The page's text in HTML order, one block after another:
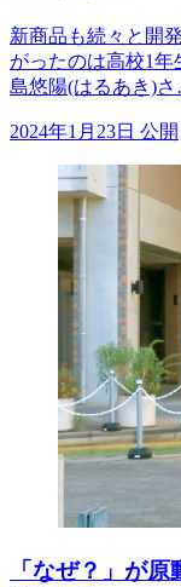
新商品も続々と開
がったのは高校1年
島悠陽(はるあき)
2024年1月23日 公開
「なぜ？」が